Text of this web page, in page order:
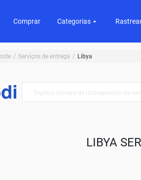
Comprar Categorias
Serviços de entrega Libya
LIBYA